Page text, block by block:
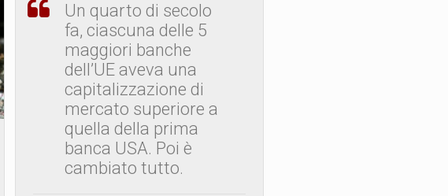
Un quarto di secolo
fa, ciascuna delle 5
maggiori banche
dell’UE aveva una
capitalizzazione di
mercato superiore a
quella della prima
banca USA. Poi è
cambiato tutto.